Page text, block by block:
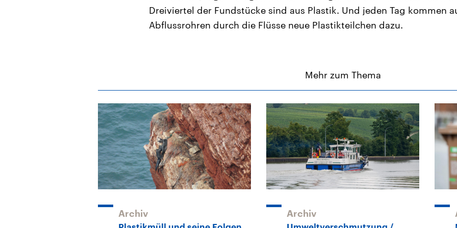
Dreiviertel der Fundstücke sind aus Plastik. Und jeden Tag kommen
Abflussrohren durch die Flüsse neue Plastikteilchen dazu.
Mehr zum Thema
Archiv Archiv